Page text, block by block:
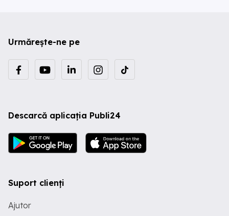
Urmărește-ne pe
Descarcă aplicația Publi24
Suport clienți
Ajutor